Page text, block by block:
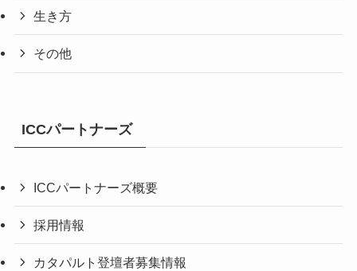
生き方
その他
ICCパートナーズ
ICCパートナーズ概要
採用情報
カタパルト登壇者募集情報